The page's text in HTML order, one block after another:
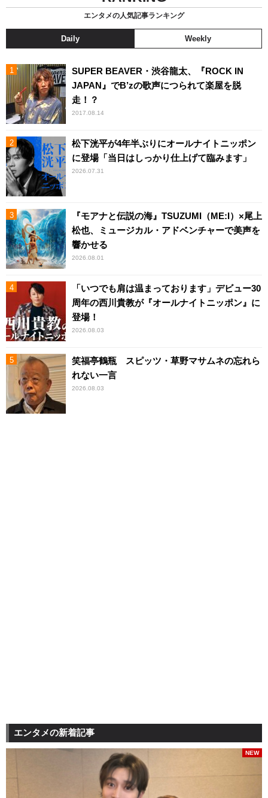
エンタメの人気記事ランキング
Daily Weekly
SUPER BEAVER・渋谷龍太、『ROCK IN
JAPAN』でB’zの歌声につられて楽屋を脱
走！？
2017.08.14
松下洸平が4年半ぶりにオールナイトニッポン
に登場「当日はしっかり仕上げて臨みます」
2026.07.31
『モアナと伝説の海』TSUZUMI（ME:I）×尾上
松也、ミュージカル・アドベンチャーで美声を
響かせる
2026.08.01
「いつでも肩は温まっております」デビュー30
周年の西川貴教が『オールナイトニッポン』に
登場！
2026.08.03
笑福亭鶴瓶 スピッツ・草野マサムネの忘れら
れない一言
2026.08.03
エンタメの新着記事
NEW